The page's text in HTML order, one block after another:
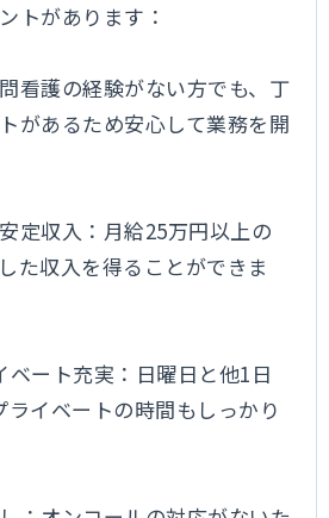
トがあります：​
看護の経験がない方でも、丁
があるため安心して業務を開
定収入：​月給25万円以上の
た収入を得ることができま
ベート充実：​日曜日と他1日
イベートの時間もしっかり